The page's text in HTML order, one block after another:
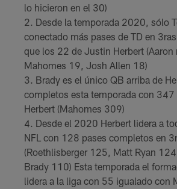
lo hicieron en el 30)
Desde la temporada 2020, sólo
conectado más pases de TD en
que los 22 de Justin Herbert (Aaron
Mahomes 19, Josh Allen 18)
Brady es el único QB arriba de
completos esta temporada con
Herbert (Mahomes 309)
Desde el 2020 Herbert lidera a
NFL con 128 pases completos en
(Roethlisberger 125, Matt Ryan
Brady 110) Esta temporada el
lidera a la liga con 55 igualado con